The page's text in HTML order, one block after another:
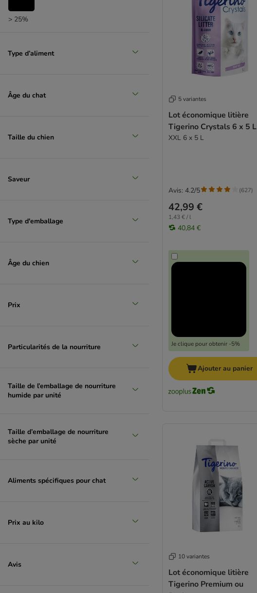
> 25%
Type d’aliment
Âge du chat
Taille du chien
Saveur
Type d'emballage
Âge du chien
Prix
Particularités de la nourriture
Taille de l’emballage de nourriture
humide par unité
Taille d’emballage de nourriture
sèche par unité
Aliments spécifiques pour chat
Prix au kilo
Avis
5 variantes
Lot économique litière
Tigerino Crystals 6 x 5 L
XXL 6 x 5 L
42,99 €
1,43 € / l
40,84 €
Je clique pour obtenir -5%
Avis: 4.2/5 (627)
Ajouter au panier
10 variantes
Lot économique litière
Tigerino Premium ou